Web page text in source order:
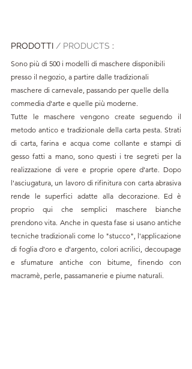
PRODOTTI / PRODUCTS :
Sono più di 500 i modelli di maschere disponibili
presso il negozio, a partire dalle tradizionali
maschere di carnevale, passando per quelle della
commedia d'arte e quelle più moderne.
Tutte le maschere vengono create seguendo il
metodo antico e tradizionale della carta pesta. Strati
di carta, farina e acqua come collante e stampi di
gesso fatti a mano, sono questi i tre segreti per la
realizzazione di vere e proprie opere d'arte. Dopo
l'asciugatura, un lavoro di rifinitura con carta abrasiva
rende le superfici adatte alla decorazione. Ed è
proprio qui che semplici maschere bianche
prendono vita. Anche in questa fase si usano antiche
tecniche tradizionali come lo "stucco", l'applicazione
di foglia d'oro e d'argento, colori acrilici, decoupage
e sfumature antiche con bitume, finendo con
macramè, perle, passamanerie e piume naturali.